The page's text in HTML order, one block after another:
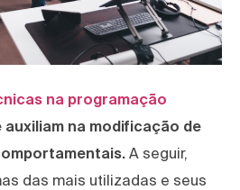
na programação
auxiliam na modificação de
A seguir,
das mais utilizadas e seus